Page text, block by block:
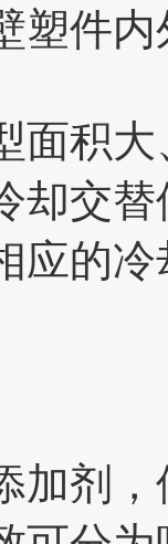
塑件
面积
却交
应的
加剂